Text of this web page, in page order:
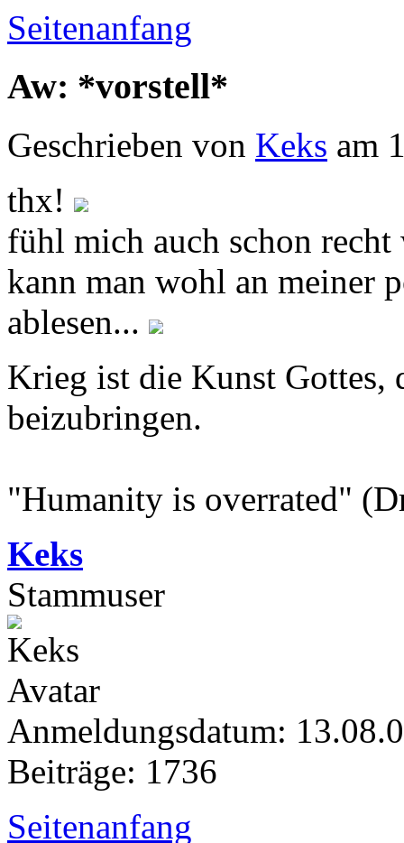
Seitenanfang
Aw: *vorstell*
Geschrieben von Keks am
thx!
fühl mich auch schon
kann man wohl an meiner
ablesen...
Krieg ist die Kunst Gottes,
beizubringen.
"Humanity is overrated"
Keks
Stammuser
Anmeldungsdatum:
Beiträge: 1736
Seitenanfang